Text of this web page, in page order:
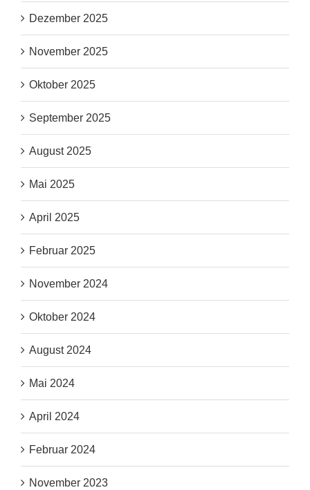
Dezember 2025
November 2025
Oktober 2025
September 2025
August 2025
Mai 2025
April 2025
Februar 2025
November 2024
Oktober 2024
August 2024
Mai 2024
April 2024
Februar 2024
November 2023